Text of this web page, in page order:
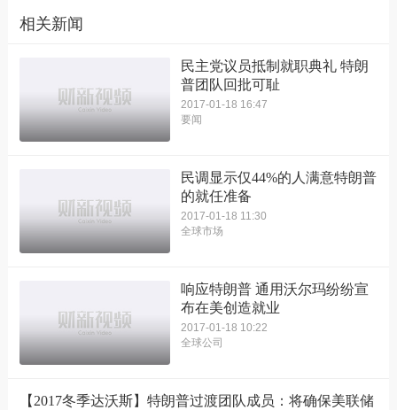
相关新闻
民主党议员抵制就职典礼 特朗
普团队回批可耻
2017-01-18 16:47
要闻
民调显示仅44%的人满意特朗普
的就任准备
2017-01-18 11:30
全球市场
响应特朗普 通用沃尔玛纷纷宣
布在美创造就业
2017-01-18 10:22
全球公司
【2017冬季达沃斯】特朗普过渡团队成员：将确保美联储